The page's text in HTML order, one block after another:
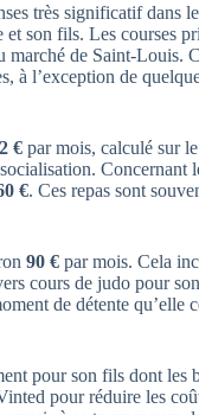
très significatif dans
et son fils. Les courses
de Saint-Louis.
l’exception de
€ par mois, calculé sur
Concernant
€. Ces repas sont
90 € par mois. Cela
cours de judo pour
de détente qu’elle
pour son fils dont les
pour réduire les